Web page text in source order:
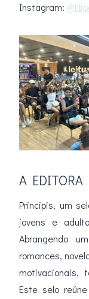
Instagram:
A EDITORA
Principis, um
jovens e
Abrangendo
romances,
motivacionais,
Este selo